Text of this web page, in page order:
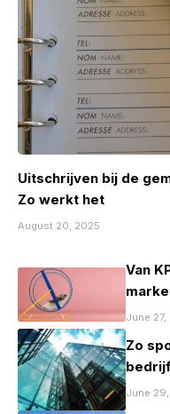
Uitschrijven bij de
Zo werkt het
August 20, 2025
Van
mag
June 27,
Zo
June